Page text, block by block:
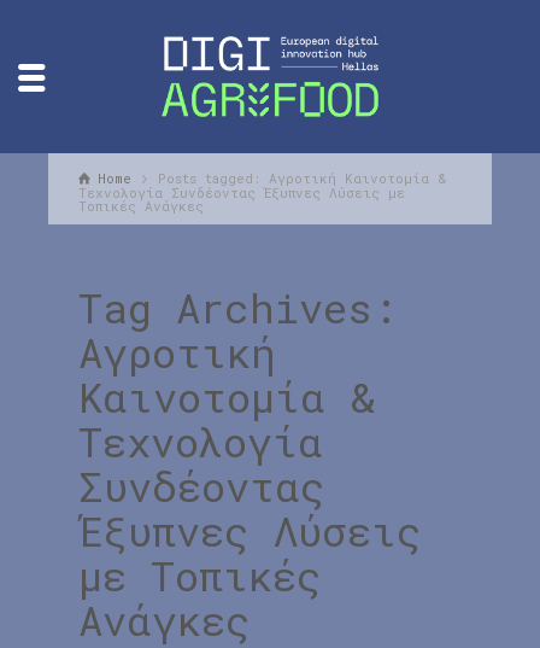
Home
Posts tagged: Αγροτική Καινοτομία &
Τεχνολογία Συνδέοντας Έξυπνες Λύσεις με
Τοπικές Ανάγκες
Tag Archives:
Αγροτική
Καινοτομία &
Τεχνολογία
Συνδέοντας
Έξυπνες Λύσεις
με Τοπικές
Ανάγκες